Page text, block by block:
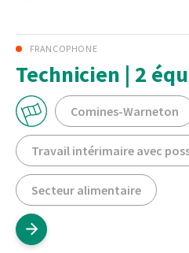
FRANCOPHONE
Technicien | 2
Comines-Warneton
Travail intérimaire avec
Secteur alimentaire